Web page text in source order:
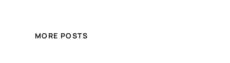
MORE POSTS